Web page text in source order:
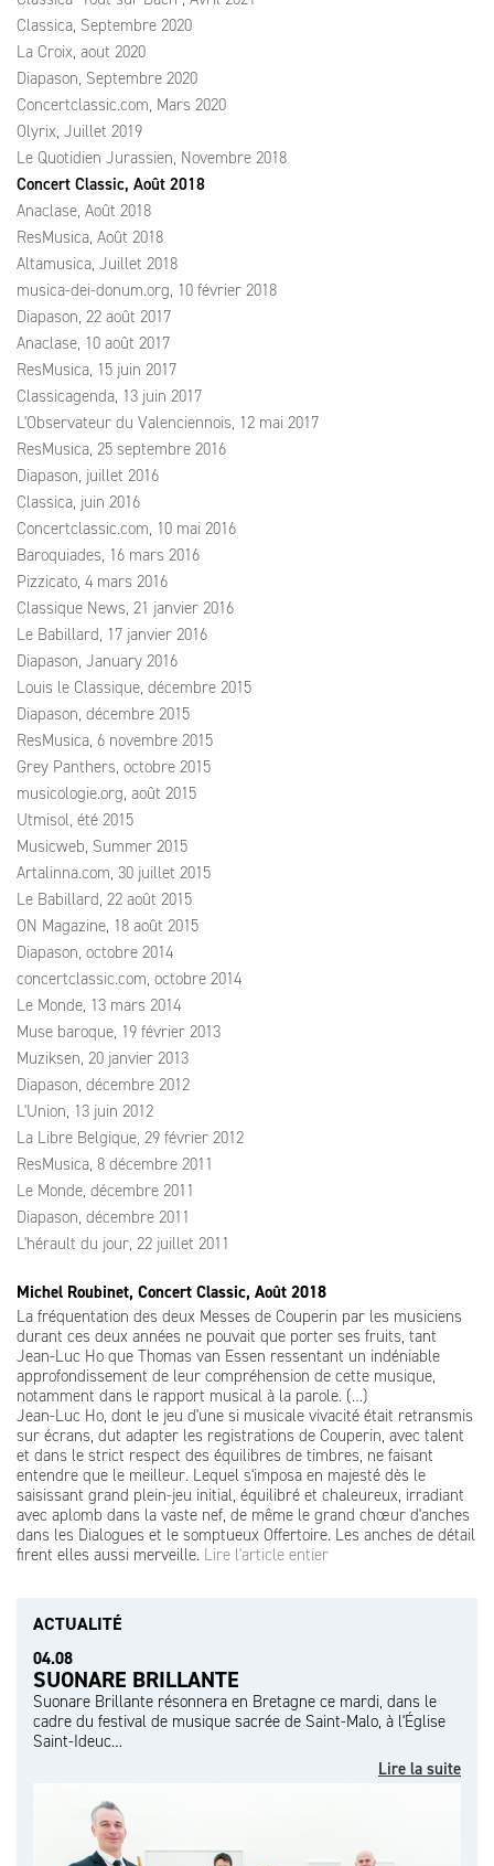
Classica, Septembre 2020
La Croix, aout 2020
Diapason, Septembre 2020
Concertclassic.com, Mars 2020
Olyrix, Juillet 2019
Le Quotidien Jurassien, Novembre 2018
Concert Classic, Août 2018
Anaclase, Août 2018
ResMusica, Août 2018
Altamusica, Juillet 2018
musica-dei-donum.org, 10 février 2018
Diapason, 22 août 2017
Anaclase, 10 août 2017
ResMusica, 15 juin 2017
Classicagenda, 13 juin 2017
L'Observateur du Valenciennois, 12 mai 2017
ResMusica, 25 septembre 2016
Diapason, juillet 2016
Classica, juin 2016
Concertclassic.com, 10 mai 2016
Baroquiades, 16 mars 2016
Pizzicato, 4 mars 2016
Classique News, 21 janvier 2016
Le Babillard, 17 janvier 2016
Diapason, January 2016
Louis le Classique, décembre 2015
Diapason, décembre 2015
ResMusica, 6 novembre 2015
Grey Panthers, octobre 2015
musicologie.org, août 2015
Utmisol, été 2015
Musicweb, Summer 2015
Artalinna.com, 30 juillet 2015
Le Babillard, 22 août 2015
ON Magazine, 18 août 2015
Diapason, octobre 2014
concertclassic.com, octobre 2014
Le Monde, 13 mars 2014
Muse baroque, 19 février 2013
Muziksen, 20 janvier 2013
Diapason, décembre 2012
L'Union, 13 juin 2012
La Libre Belgique, 29 février 2012
ResMusica, 8 décembre 2011
Le Monde, décembre 2011
Diapason, décembre 2011
L'hérault du jour, 22 juillet 2011
Michel Roubinet, Concert Classic, Août 2018
La fréquentation des deux Messes de Couperin par les musiciens
durant ces deux années ne pouvait que porter ses fruits, tant
Jean-Luc Ho que Thomas van Essen ressentant un indéniable
approfondissement de leur compréhension de cette musique,
notamment dans le rapport musical à la parole. (…)
Jean-Luc Ho, dont le jeu d'une si musicale vivacité était retransmis
sur écrans, dut adapter les registrations de Couperin, avec talent
et dans le strict respect des équilibres de timbres, ne faisant
entendre que le meilleur. Lequel s'imposa en majesté dès le
saisissant grand plein-jeu initial, équilibré et chaleureux, irradiant
avec aplomb dans la vaste nef, de même le grand chœur d'anches
dans les Dialogues et le somptueux Offertoire. Les anches de détail
firent elles aussi merveille. Lire l'article entier
ACTUALITÉ
04.08
SUONARE BRILLANTE
Suonare Brillante résonnera en Bretagne ce mardi, dans le
cadre du festival de musique sacrée de Saint-Malo, à l'Église
Saint-Ideuc…
Lire la suite